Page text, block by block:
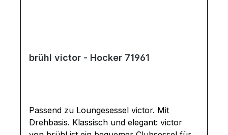
brühl victor - Hocker 71961
Passend zu Loungesessel victor. Mit
Drehbasis. Klassisch und elegant: victor